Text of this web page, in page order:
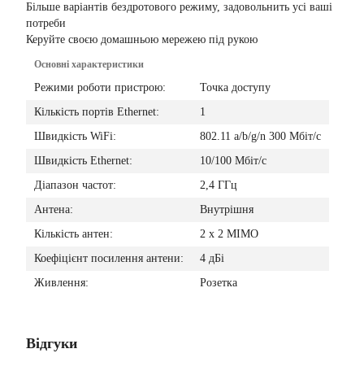
Більше варіантів бездротового режиму, задовольнить усі ваші
потреби
Керуйте своєю домашньою мережею під рукою
Основнi характеристики
Режими роботи пристрою:
Точка доступу
Кількість портів Ethernet:
1
Швидкість WiFi:
802.11 a/b/g/n 300 Мбіт/с
Швидкість Ethernet:
10/100 Мбіт/с
Діапазон частот:
2,4 ГГц
Антена:
Внутрішня
Кількість антен:
2 х 2 MIMO
Коефіцієнт посилення антени:
4 дБі
Живлення:
Розетка
Відгуки